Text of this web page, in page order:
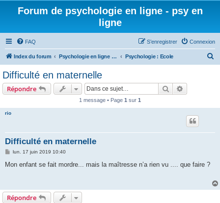
Forum de psychologie en ligne - psy en
ligne
FAQ Connexion
S’enregistrer
Index du forum Psychologie en ligne - Thématiques générales Psychologie : Ecole
Difficulté en maternelle
Répondre Rechercher
1 message • Page 1 sur 1
rio
Difficulté en maternelle
M
s
lun. 17 juin 2019 10:40
Mon enfant se fait mordre... mais la maîtresse n’a rien vu .... que faire ?
Répondre